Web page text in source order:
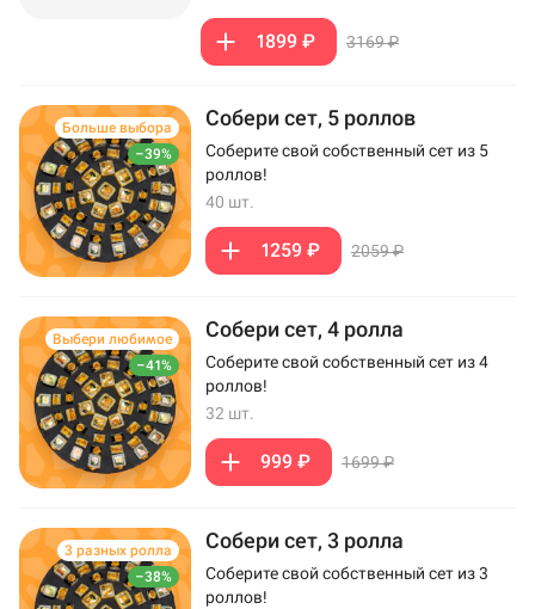
1899 ₽ 3169 ₽
–39%
Больше выбора Собери сет, 5 роллов
Соберите свой собственный сет из 5
роллов!
40 шт.
1259 ₽ 2059 ₽
–41%
Выбери любимое Собери сет, 4 ролла
Соберите свой собственный сет из 4
роллов!
32 шт.
999 ₽ 1699 ₽
–38%
3 разных ролла Собери сет, 3 ролла
Соберите свой собственный сет из 3
роллов!